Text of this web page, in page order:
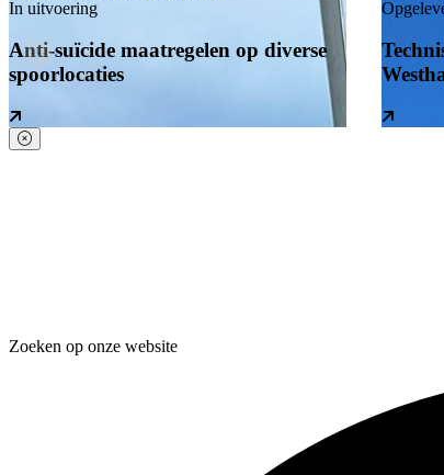
In uitvoering
Anti-suïcide maatregelen op diverse
spoorlocaties
Zoeken op onze website